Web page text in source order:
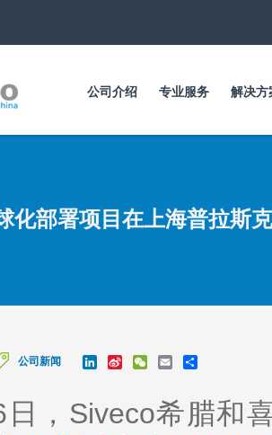
到
要
内
公司介绍 专业服务 解决方
化部署项目在上海普拉斯
公司新闻
Siveco希腊和
e
W
W
a
i
l
r
e